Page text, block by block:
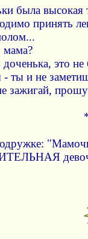
была высокая
принять
это
- ты и не
зажигай,